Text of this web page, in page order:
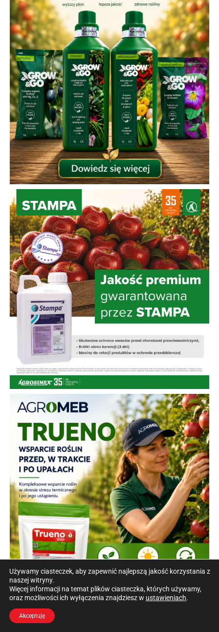
Używamy ciasteczek, aby zapewnić najlepszą jakość korzystania z
naszej witryny.
Więcej informacji na temat plików ciasteczka, których używamy,
oraz możliwości ich wyłączenia znajdziesz w ustawieniach.
Akceptuję